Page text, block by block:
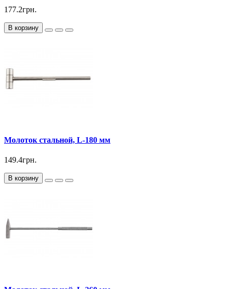
177.2грн.
В корзину
Молоток стальной, L-180 мм
149.4грн.
В корзину